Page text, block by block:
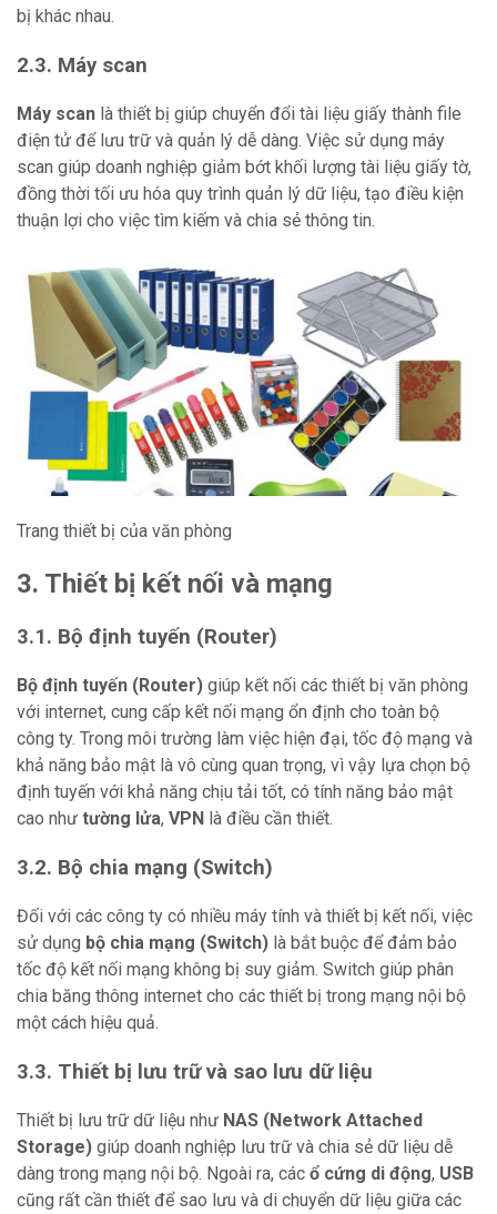
bị khác nhau.
2.3. Máy scan
Máy scan là thiết bị giúp chuyển đổi tài liệu giấy thành file
điện tử để lưu trữ và quản lý dễ dàng. Việc sử dụng máy
scan giúp doanh nghiệp giảm bớt khối lượng tài liệu giấy tờ,
đồng thời tối ưu hóa quy trình quản lý dữ liệu, tạo điều kiện
thuận lợi cho việc tìm kiếm và chia sẻ thông tin.
Trang thiết bị của văn phòng
3. Thiết bị kết nối và mạng
3.1. Bộ định tuyến (Router)
Bộ định tuyến (Router) giúp kết nối các thiết bị văn phòng
với internet, cung cấp kết nối mạng ổn định cho toàn bộ
công ty. Trong môi trường làm việc hiện đại, tốc độ mạng và
khả năng bảo mật là vô cùng quan trọng, vì vậy lựa chọn bộ
định tuyến với khả năng chịu tải tốt, có tính năng bảo mật
cao như tường lửa, VPN là điều cần thiết.
3.2. Bộ chia mạng (Switch)
Đối với các công ty có nhiều máy tính và thiết bị kết nối, việc
sử dụng bộ chia mạng (Switch) là bắt buộc để đảm bảo
tốc độ kết nối mạng không bị suy giảm. Switch giúp phân
chia băng thông internet cho các thiết bị trong mạng nội bộ
một cách hiệu quả.
3.3. Thiết bị lưu trữ và sao lưu dữ liệu
Thiết bị lưu trữ dữ liệu như NAS (Network Attached
Storage) giúp doanh nghiệp lưu trữ và chia sẻ dữ liệu dễ
dàng trong mạng nội bộ. Ngoài ra, các ổ cứng di động, USB
cũng rất cần thiết để sao lưu và di chuyển dữ liệu giữa các